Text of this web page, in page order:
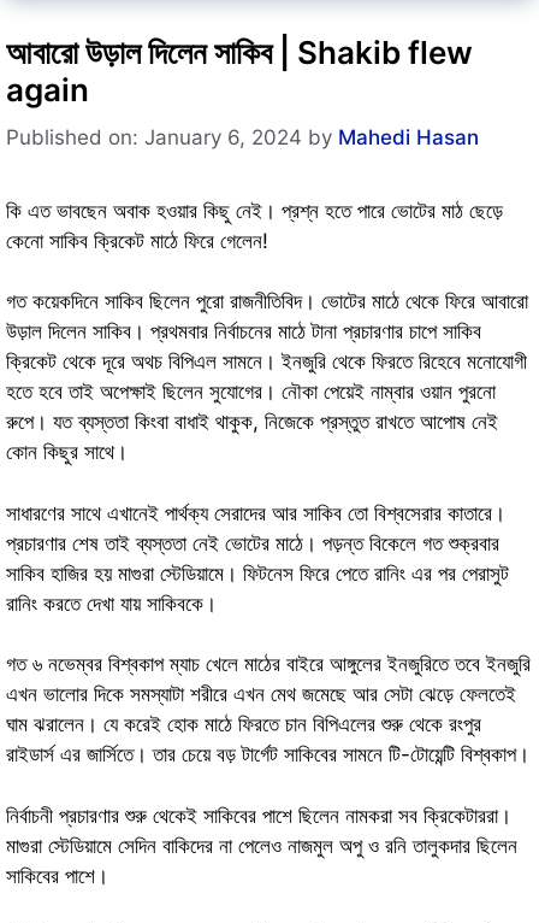
আবারো উড়াল দিলেন সাকিব | Shakib flew
again
Published on: January 6, 2024 by Mahedi Hasan
কি এত ভাবছেন অবাক হওয়ার কিছু নেই। প্রশ্ন হতে পারে ভোটের মাঠ ছেড়ে
কেনো সাকিব ক্রিকেট মাঠে ফিরে গেলেন!
গত কয়েকদিনে সাকিব ছিলেন পুরো রাজনীতিবিদ। ভোটের মাঠে থেকে ফিরে আবারো
উড়াল দিলেন সাকিব। প্রথমবার নির্বাচনের মাঠে টানা প্রচারণার চাপে সাকিব
ক্রিকেট থেকে দূরে অথচ বিপিএল সামনে। ইনজুরি থেকে ফিরতে রিহেবে মনোযোগী
হতে হবে তাই অপেক্ষাই ছিলেন সুযোগের। নৌকা পেয়েই নাম্বার ওয়ান পুরনো
রুপে। যত ব্যস্ততা কিংবা বাধাই থাকুক, নিজেকে প্রস্তুত রাখতে আপোষ নেই
কোন কিছুর সাথে।
সাধারণের সাথে এখানেই পার্থক্য সেরাদের আর সাকিব তো বিশ্বসেরার কাতারে।
প্রচারণার শেষ তাই ব্যস্ততা নেই ভোটের মাঠে। পড়ন্ত বিকেলে গত শুক্রবার
সাকিব হাজির হয় মাগুরা স্টেডিয়ামে। ফিটনেস ফিরে পেতে রানিং এর পর পেরাসুট
রানিং করতে দেখা যায় সাকিবকে।
গত ৬ নভেম্বর বিশ্বকাপ ম্যাচ খেলে মাঠের বাইরে আঙ্গুলের ইনজুরিতে তবে ইনজুরি
এখন ভালোর দিকে সমস্যাটা শরীরে এখন মেথ জমেছে আর সেটা ঝেড়ে ফেলতেই
ঘাম ঝরালেন। যে করেই হোক মাঠে ফিরতে চান বিপিএলের শুরু থেকে রংপুর
রাইডার্স এর জার্সিতে। তার চেয়ে বড় টার্গেট সাকিবের সামনে টি-টোয়েন্টি বিশ্বকাপ।
নির্বাচনী প্রচারণার শুরু থেকেই সাকিবের পাশে ছিলেন নামকরা সব ক্রিকেটাররা।
মাগুরা স্টেডিয়ামে সেদিন বাকিদের না পেলেও নাজমুল অপু ও রনি তালুকদার ছিলেন
সাকিবের পাশে।